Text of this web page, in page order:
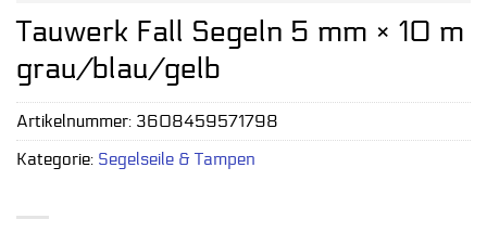
Tauwerk Fall Segeln 5 mm × 10 m
grau/blau/gelb
Artikelnummer: 3608459571798
Kategorie: Segelseile & Tampen